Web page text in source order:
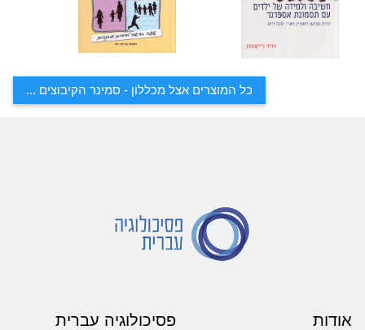
כל המוצרים אצל מכללון - סמינר הקיבוצים ...
אודות פסיכולוגיה עברית